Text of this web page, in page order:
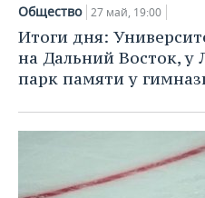
Общество 27 май, 19:00
Итоги дня:
на Дальний Восток,
парк памяти у